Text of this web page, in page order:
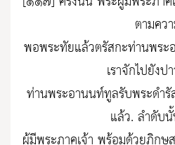
ตามคว
พอพระทัยแล้วตรัสกะท่านพร
เราจักไปยังป
ท่านพระอานนท์ทูลรับพระดำรั
แล้ว. ลำดับ